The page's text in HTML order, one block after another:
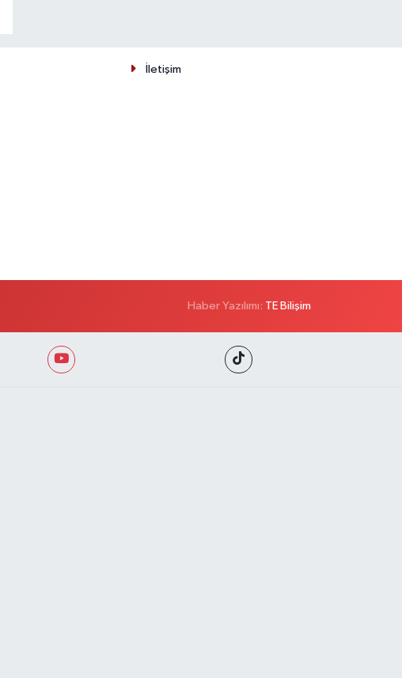
İletişim
Haber Yazılımı: TE Bilişim